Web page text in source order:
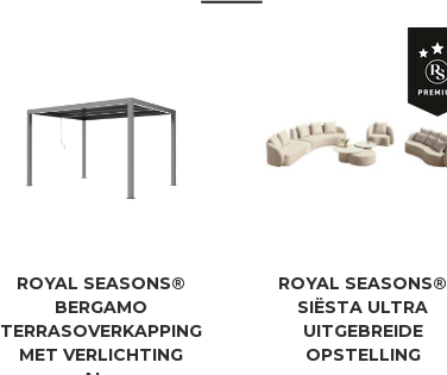
ROYAL SEASONS®
BERGAMO
TERRASOVERKAPPING
MET VERLICHTING
ROYAL SEASONS®
SIËSTA ULTRA
UITGEBREIDE
OPSTELLING